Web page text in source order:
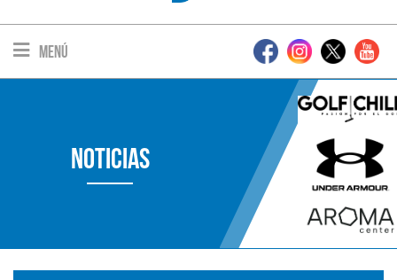
Menú
Noticias